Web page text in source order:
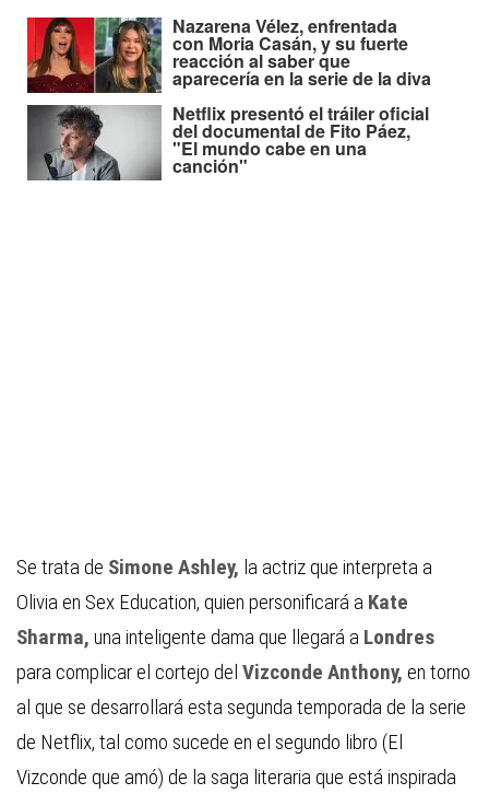
Nazarena Vélez, enfrentada
con Moria Casán, y su fuerte
reacción al saber que
aparecería en la serie de la diva
Netflix presentó el tráiler oficial
del documental de Fito Páez,
"El mundo cabe en una
canción"
Se trata de Simone Ashley, la actriz que interpreta a
Olivia en Sex Education, quien personificará a Kate
Sharma, una inteligente dama que llegará a Londres
para complicar el cortejo del Vizconde Anthony, en torno
al que se desarrollará esta segunda temporada de la serie
de Netflix, tal como sucede en el segundo libro (El
Vizconde que amó) de la saga literaria que está inspirada